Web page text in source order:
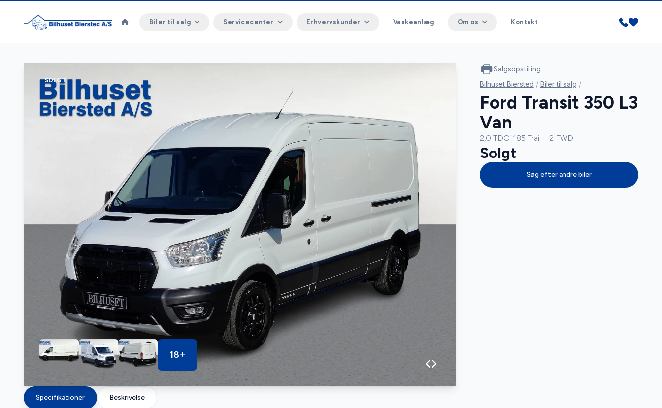
Biler til salg Servicecenter Erhvervskunder Vaskeanlæg Om os Kontakt
SOLGT
18
Specifikationer Beskrivelse
Salgsopstilling
Bilhuset Biersted / Biler til salg /
Ford Transit 350 L3
Van
2,0 TDCi 185 Trail H2 FWD
Solgt
Søg efter andre biler